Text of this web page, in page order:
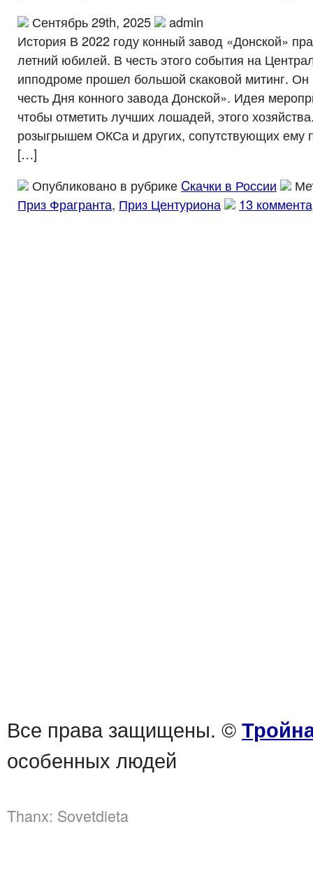
Сентябрь 29th, 2025
admin
История В 2022 году конный завод «Донской»
летний юбилей. В честь этого события на
ипподроме прошел большой скаковой митинг.
честь Дня конного завода Донской». Идея
чтобы отметить лучших лошадей, этого
розыгрышем ОКСа и других, сопутствующих ему
[…]
Опубликовано в рубрике Cкачки в России
Приз Фрагранта, Приз Центуриона 13
Все права защищены. ©
особенных людей
Thanx: Sovetdieta